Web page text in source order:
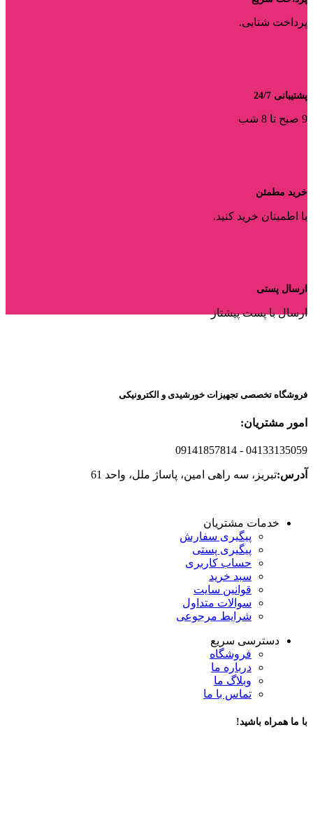
پرداخت شتابی.
پشتیبانی 24/7
9 صبح تا 8 شب
خرید مطمئن
با اطمینان خرید کنید.
ارسال پستی
ارسال با پست پیشتاز
فروشگاه تخصصی تجهیزات خورشیدی و الکترونیکی
امور مشتریان:
- 04133135059
09141857814
آدرس:تبریز، سه راهی امین، پاساژ ملل، واحد 61
خدمات مشتریان
پیگیری سفارش
پیگیری پستی
حساب کاربری
سبد خرید
قوانین سایت
سوالات متداول
شرایط مرجوعی
دسترسی سریع
فروشگاه
درباره ما
وبلاگ ما
تماس با ما
با ما همراه باشید!